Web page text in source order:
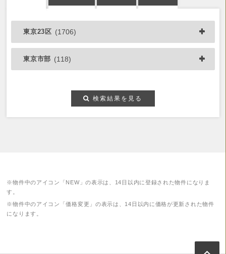
東京23区 (1706)
東京市部 (118)
検索結果を見る
※物件中のアイコン「NEW」の表示は、14日以内に登録された物件になりま
す。
※物件中のアイコン「価格変更」の表示は、14日以内に価格が更新された物件
になります。